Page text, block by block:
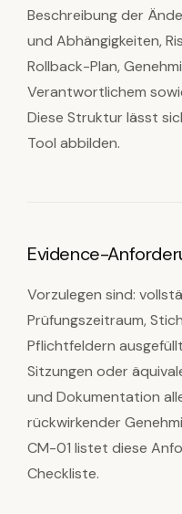
Beschreibung der
und Abhängigkeiten,
Rollback-Plan,
Verantwortlichem
Diese Struktur lässt
Tool abbilden.
Evidence-
Vorzulegen sind:
Prüfungszeitraum,
Pflichtfeldern
Sitzungen oder
und Dokumentation
rückwirkender
CM-01 listet diese
Checkliste.